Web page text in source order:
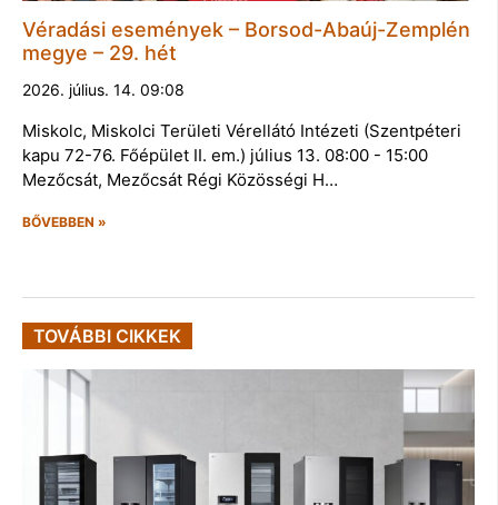
Véradási események – Borsod-Abaúj-Zemplén
megye – 29. hét
2026. július. 14. 09:08
Miskolc, Miskolci Területi Vérellátó Intézeti (Szentpéteri
kapu 72-76. Főépület II. em.) július 13. 08:00 - 15:00
Mezőcsát, Mezőcsát Régi Közösségi H…
BŐVEBBEN »
TOVÁBBI CIKKEK